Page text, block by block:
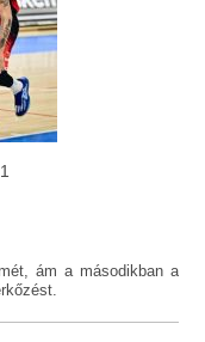
ám a másodikban a